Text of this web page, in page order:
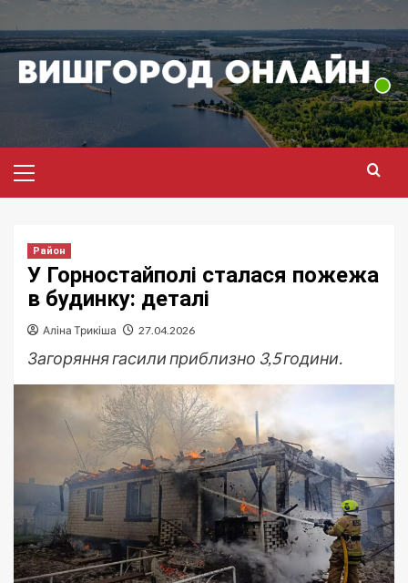
до
вмісту
меню
Район
У Горностайполі сталася пожежа
в будинку: деталі
Аліна Трикіша 27.04.2026
Загоряння гасили приблизно 3,5 години.